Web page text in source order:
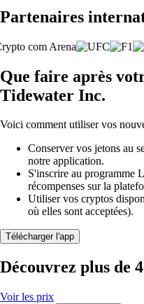
Partenaires
Que faire après
Tidewater Inc.
Voici comment utiliser vos
Conserver vos jetons au
notre application.
S'inscrire au programme
récompenses sur la
Utiliser vos cryptos
où elles sont acceptées).
Télécharger l'app
Découvrez plus de
Voir les prix